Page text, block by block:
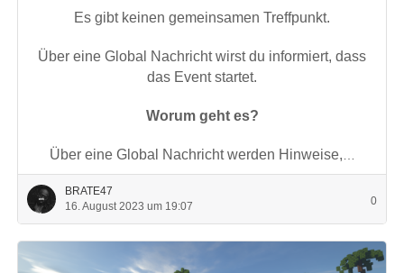
Es gibt keinen gemeinsamen Treffpunkt.
Über eine Global Nachricht wirst du informiert, dass
das Event startet.
Worum geht es?
Über eine Global Nachricht werden Hinweise,
BRATE47
16. August 2023 um 19:07
0